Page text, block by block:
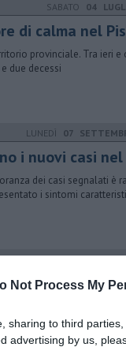
Not Process My
sharing to third
advertising by us,
SABATO 04
di calma nel
provinciale. Tra ieri e
due decessi
LUNEDÌ 07
i nuovi casi
dei casi segnalati è
i sintomi
DOMENICA25
161 casi e 1
segnalati dalle Asl nel
sono incrementati del